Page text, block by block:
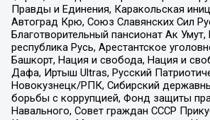
Правды и Единения, Каракольская
Автоград Крю, Союз Славянских Сил
Благотворительный пансионат Ак Умут,
республика Русь, Арестантское
Башкорт, Нация и свобода, Нация и
Дафа, Иртыш Ultras, Русский
Новокузнецк/РПК, Сибирский
борьбы с коррупцией, Фонд защиты
Навального, Совет граждан СССР